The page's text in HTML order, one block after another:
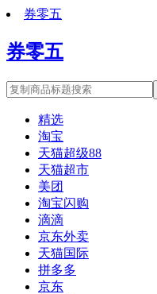
券零五
券零五
精选
淘宝
天猫超级88
天猫超市
美团
淘宝闪购
滴滴
京东外卖
天猫国际
拼多多
京东